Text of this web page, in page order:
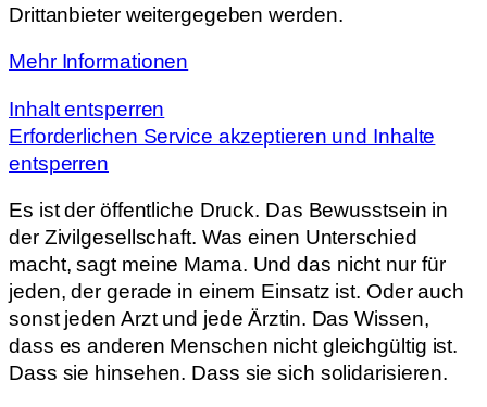
Drittanbieter weitergegeben werden.
Mehr Informationen
Inhalt entsperren
Erforderlichen Service akzeptieren und Inhalte
entsperren
Es ist der öffentliche Druck. Das Bewusstsein in
der Zivilgesellschaft. Was einen Unterschied
macht, sagt meine Mama. Und das nicht nur für
jeden, der gerade in einem Einsatz ist. Oder auch
sonst jeden Arzt und jede Ärztin. Das Wissen,
dass es anderen Menschen nicht gleichgültig ist.
Dass sie hinsehen. Dass sie sich solidarisieren.